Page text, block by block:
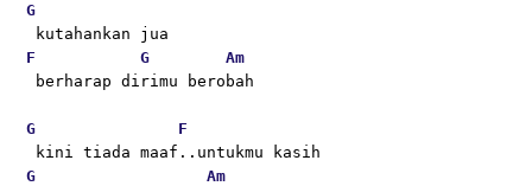
G
kutahankan jua
F
G
Am
berharap dirimu berobah
G
F
kini tiada maaf..untukmu kasih
G
Am